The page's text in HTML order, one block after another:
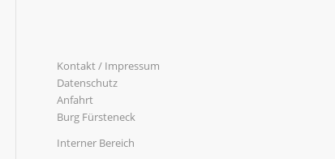
Kontakt / Impressum
Datenschutz
Anfahrt
Burg Fürsteneck
Interner Bereich